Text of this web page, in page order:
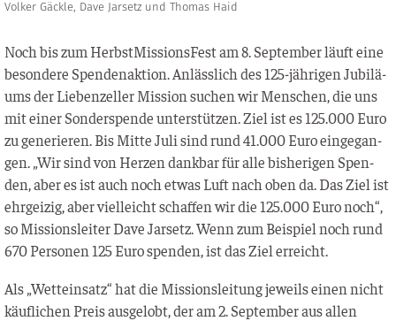
Volker Gäckle, Dave Jarsetz und Thomas Haid
Noch bis zum Herbst­Mis­si­ons­Fest am 8. Sep­tem­ber läuft eine
beson­de­re Spen­den­ak­ti­on. Anläss­lich des 125-jäh­ri­gen Jubi­lä­
ums der Lie­ben­zel­ler Mis­si­on suchen wir Men­schen, die uns
mit einer Son­der­spen­de unter­stüt­zen. Ziel ist es 125.000 Euro
zu gene­rie­ren. Bis Mit­te Juli sind rund 41.000 Euro ein­ge­gan­
gen. „Wir sind von Her­zen dank­bar für alle bis­he­ri­gen Spen­
den, aber es ist auch noch etwas Luft nach oben da. Das Ziel ist
ehr­gei­zig, aber viel­leicht schaf­fen wir die 125.000 Euro noch“,
so Mis­si­ons­lei­ter Dave Jar­setz. Wenn zum Bei­spiel noch rund
670 Per­so­nen 125 Euro spen­den, ist das Ziel erreicht.
Als „Wett­ein­satz“ hat die Mis­si­ons­lei­tung jeweils einen nicht
käuf­li­chen Preis aus­ge­lobt, der am 2. Sep­tem­ber aus allen